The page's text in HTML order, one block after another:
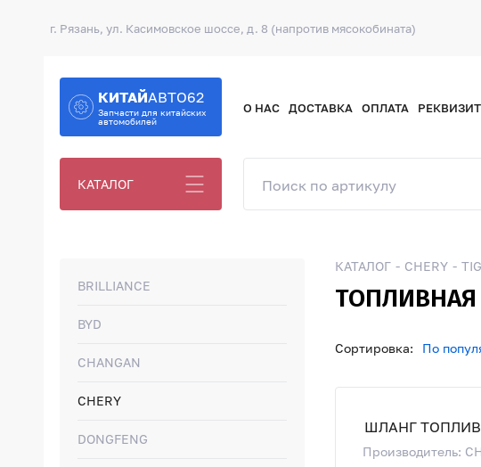
г. Рязань, ул. Касимовское шоссе, д. 8 (напротив мясокобината)
КИТАЙАВТО62
Запчасти для китайских
автомобилей
О НАС ДОСТАВКА ОПЛАТА
КАТАЛОГ
BRILLIANCE
BYD
CHANGAN
CHERY
DONGFENG
КАТАЛОГ CHERY
ТОПЛИВНАЯ
Сортировка: По
ШЛАНГ
Производитель: